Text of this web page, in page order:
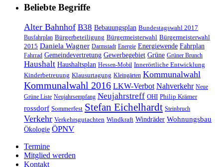
Beliebte Begriffe
Alter Bahnhof B38 Bebauungsplan Bundestagswahl 2017
Busfahrplan Bürgerbeteiligung Bürgermeisterwahl Bürgermeisterwahl
2015 Daniela Wagner Darmstadt Energie Energiewende Fahrplan
Fahrrad Gemeindevertretung Gewerbegebiet Grüne Grüner Brunch
Haushalt Haushaltsplan Hessen-Mobil Innerörtliche Entwicklung
Kinderbetreuung Klausurtagung Kleingärten Kommunalwahl
Kommunalwahl 2016 LKW-Verbot Nahverkehr Neue
Grüne Liste Neujahrsempfang Neujahrstreff OHI Philip Krämer
rossdorf Sommerfest Stefan Eichelhardt Steinbruch
Verkehr Verkehrsgutachten Windkraft Windräder Wohnungsbau
Ökologie ÖPNV
Termine
Mitglied werden
Kontakt